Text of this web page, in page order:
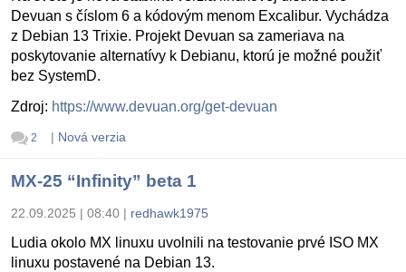
Devuan s číslom 6 a kódovým menom Excalibur. Vychádza
z Debian 13 Trixie. Projekt Devuan sa zameriava na
poskytovanie alternatívy k Debianu, ktorú je možné použiť
bez SystemD.
Zdroj: https://www.devuan.org/get-devuan
2 | Nová verzia
MX-25 “Infinity” beta 1
22.09.2025 | 08:40 | redhawk1975
Ludia okolo MX linuxu uvolnili na testovanie prvé ISO MX
linuxu postavené na Debian 13.